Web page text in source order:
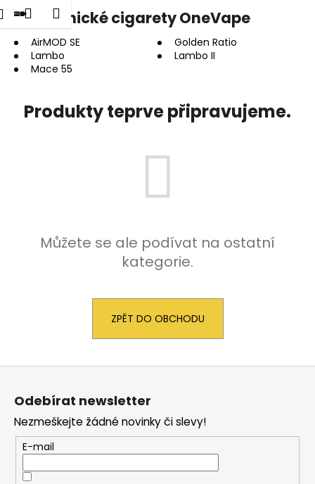
Přejít
na
obsah
Přihlášení
Nákupní
košík
Menu
Elektronické cigarety OneVape
AirMOD SE
Golden Ratio
Lambo
Lambo II
Mace 55
Produkty teprve připravujeme.
Můžete se ale podívat na ostatní
kategorie.
ZPĚT DO OBCHODU
K
o
C
p
í
?
Odebírat newsletter
Nezmeškejte žádné novinky či slevy!
E-mail